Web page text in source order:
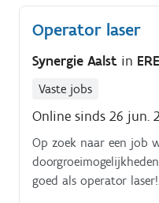
materiaal.
Operator laser
Synergie Aalst in
Vaste jobs
Online sinds 26 jun.
Op zoek naar een job
goed als operator